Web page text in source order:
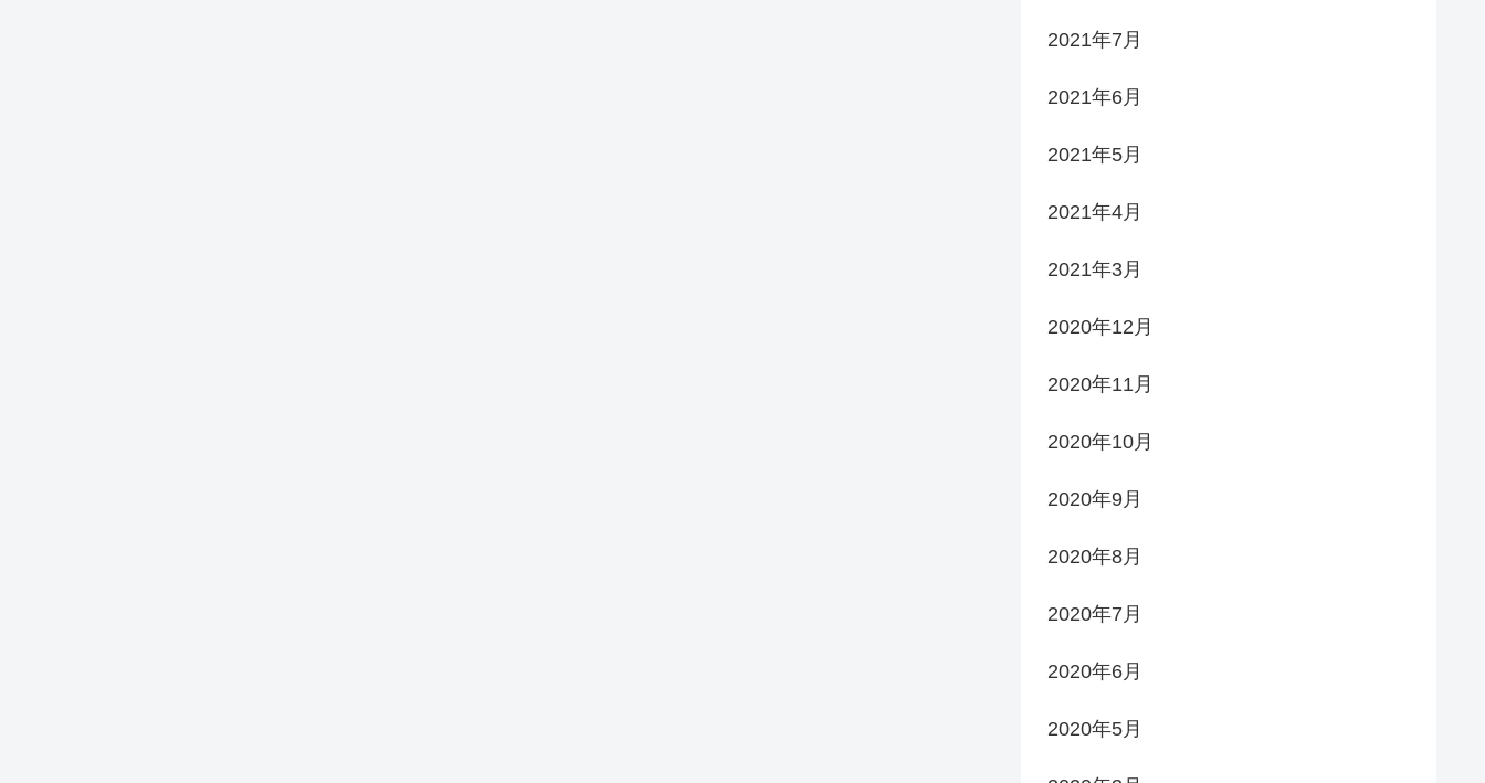
2021年7月
2021年6月
2021年5月
2021年4月
2021年3月
2020年12月
2020年11月
2020年10月
2020年9月
2020年8月
2020年7月
2020年6月
2020年5月